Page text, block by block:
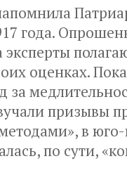
года.
оценках.
призывы
в
по сути,